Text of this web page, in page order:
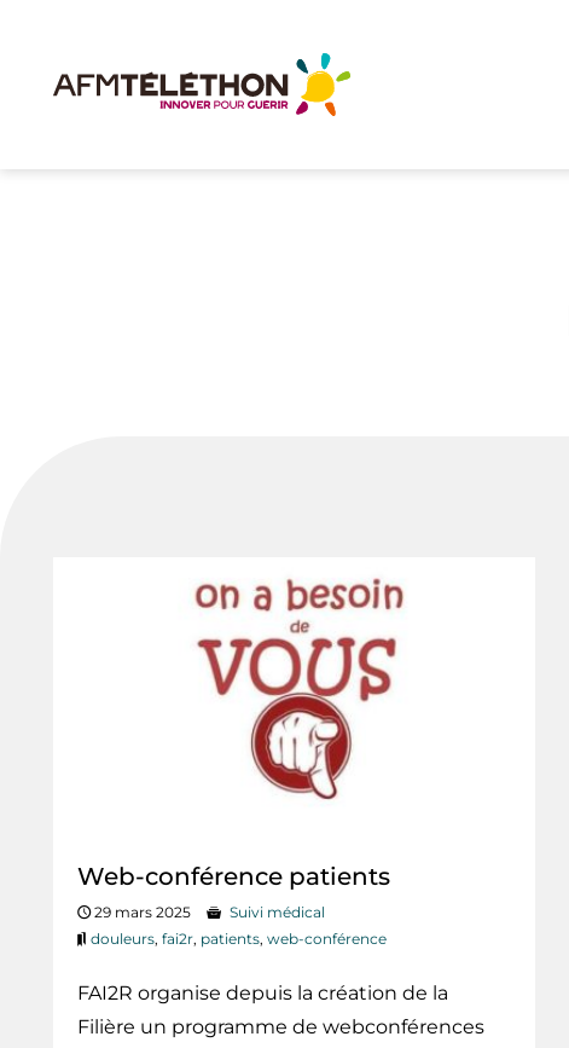
Web-conférence patients
29 mars 2025
Suivi médical
douleurs, fai2r, patients, web-conférence
FAI2R organise depuis la création de la
Filière un programme de webconférences